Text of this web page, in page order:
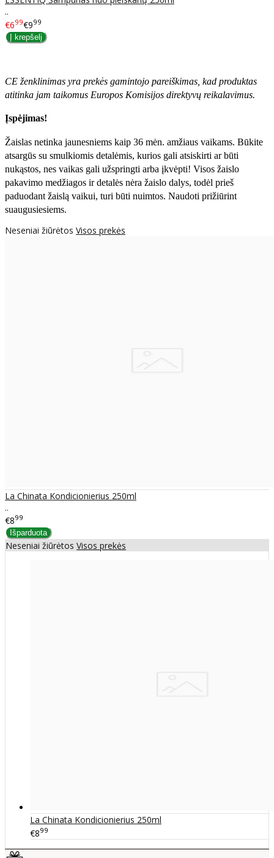
..
€699€999
CE ženklinimas yra prekės gamintojo pareiškimas, kad produktas
atitinka jam taikomus Europos Komisijos direktyvų reikalavimus.
Įspėjimas!
Žaislas netinka jaunesniems kaip 36 mėn. amžiaus vaikams. Būkite
atsargūs su smulkiomis detalėmis, kurios gali atsiskirti ar būti
nukąstos, nes vaikas gali užspringti arba įkvėpti! Visos žaislо
pakavimo medžiagos ir detalės nėra žaislo dalys, todėl prieš
paduodant žaislą vaikui, turi būti nuimtos. Naudoti prižiūrint
suaugusiesiems.
Neseniai žiūrėtos Visos prekės
La Chinata Kondicionierius 250ml
..
€899
Neseniai žiūrėtos Visos prekės
La Chinata Kondicionierius 250ml
€899